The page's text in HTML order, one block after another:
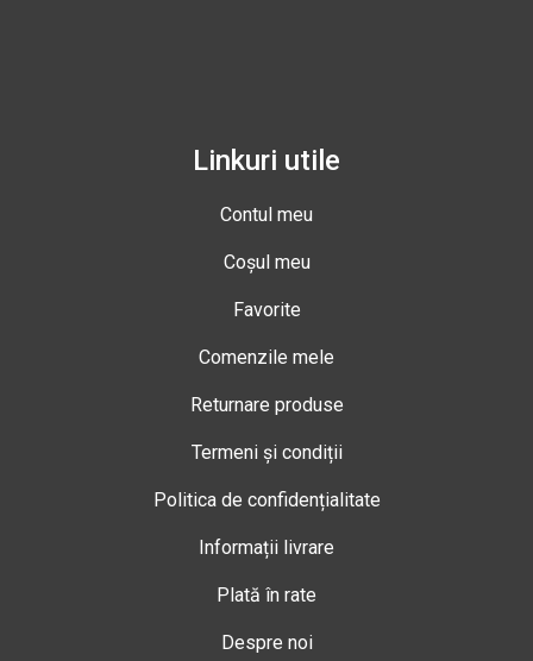
Linkuri utile
Contul meu
Coșul meu
Favorite
Comenzile mele
Returnare produse
Termeni și condiții
Politica de confidențialitate
Informații livrare
Plată în rate
Despre noi